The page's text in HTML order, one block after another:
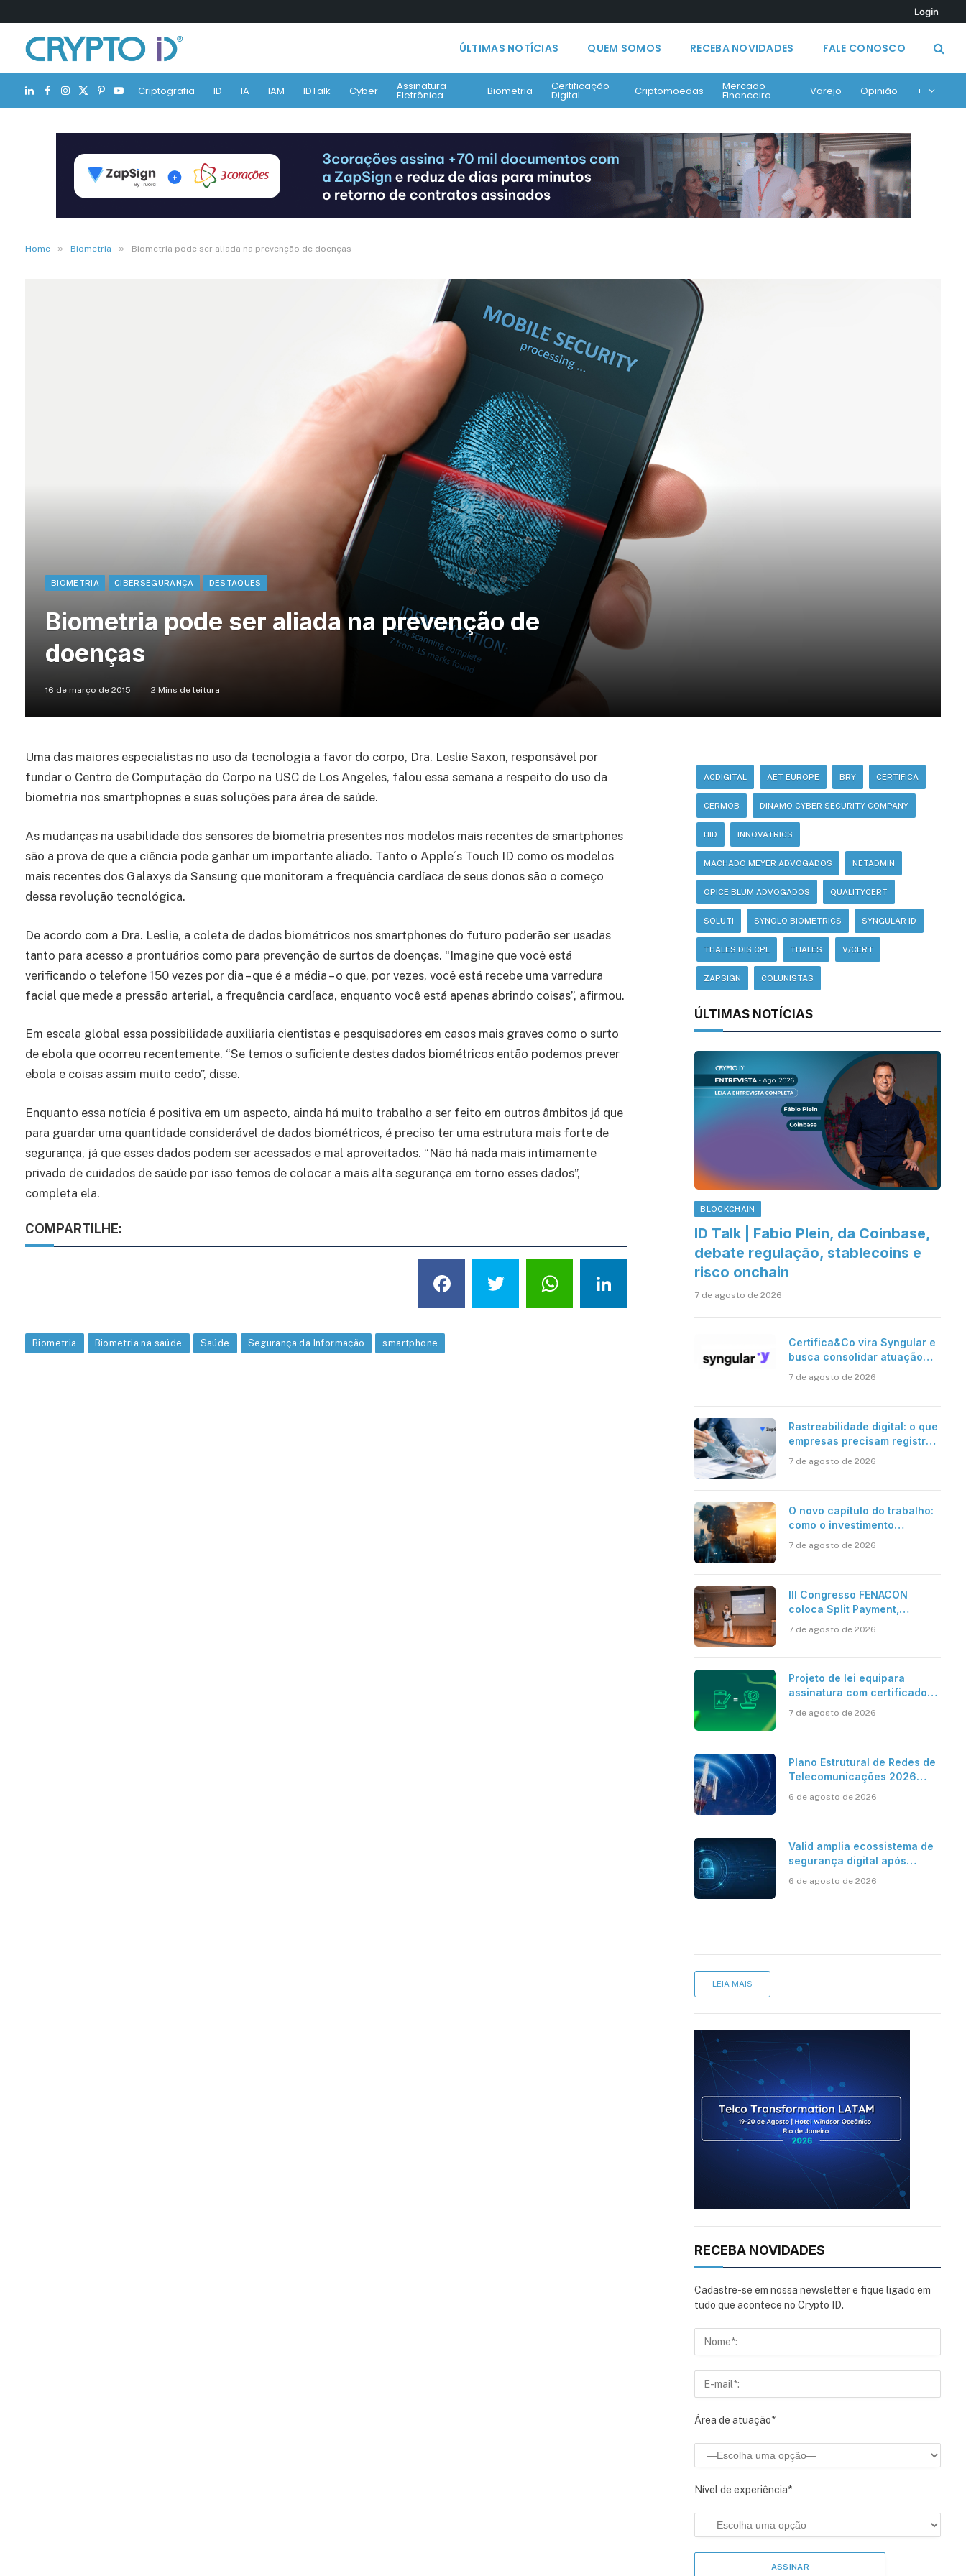
Login
ÚLTIMAS NOTÍCIAS QUEM SOMOS RECEBA NOVIDADES FALE CONOSCO
LinkedIn
Facebook
Instagram
X
(Twitter)
Pinterest
YouTubeCriptografia ID IA IAM IDTalk Cyber Assinatura
Eletrônica Biometria Certificação
Digital Criptomoedas Mercado
Financeiro Varejo Opinião +
Home » Biometria » Biometria pode ser aliada na prevenção de doenças
BIOMETRIA CIBERSEGURANÇA DESTAQUES
Biometria pode ser aliada na prevenção de
doenças
16 de março de 2015 2 Mins de leitura
Uma das maiores especialistas no uso da tecnologia a favor do corpo, Dra. Leslie Saxon, responsável por
fundar o Centro de Computação do Corpo na USC de Los Angeles, falou essa semana a respeito do uso da
biometria nos smartphopnes e suas soluções para área de saúde.
As mudanças na usabilidade dos sensores de biometria presentes nos modelos mais recentes de smartphones
são a prova de que a ciência pode ganhar um importante aliado. Tanto o Apple´s Touch ID como os modelos
mais recentes dos Galaxys da Sansung que monitoram a frequência cardíaca de seus donos são o começo
dessa revolução tecnológica.
De acordo com a Dra. Leslie, a coleta de dados biométricos nos smartphones do futuro poderão ser usadas
tanto para acesso a prontuários como para prevenção de surtos de doenças. “Imagine que você está
verificando o telefone 150 vezes por dia – que é a média – o que, por vezes, você está recebe uma varredura
facial que mede a pressão arterial, a frequência cardíaca, enquanto você está apenas abrindo coisas”, afirmou.
Em escala global essa possibilidade auxiliaria cientistas e pesquisadores em casos mais graves como o surto
de ebola que ocorreu recentemente. “Se temos o suficiente destes dados biométricos então podemos prever
ebola e coisas assim muito cedo”, disse.
Enquanto essa notícia é positiva em um aspecto, ainda há muito trabalho a ser feito em outros âmbitos já que
para guardar uma quantidade considerável de dados biométricos, é preciso ter uma estrutura mais forte de
segurança, já que esses dados podem ser acessados e mal aproveitados. “Não há nada mais intimamente
privado de cuidados de saúde por isso temos de colocar a mais alta segurança em torno esses dados”,
completa ela.
COMPARTILHE:
Facebook
TwitterWhatsApp
LinkedIn
Biometria Biometria na saúde Saúde Segurança da Informação smartphone
ACDIGITAL AET EUROPE BRY CERTIFICA
CERMOB DINAMO CYBER SECURITY COMPANY
HID INNOVATRICS
MACHADO MEYER ADVOGADOS NETADMIN
OPICE BLUM ADVOGADOS QUALITYCERT
SOLUTI SYNOLO BIOMETRICS SYNGULAR ID
THALES DIS CPL THALES V/CERT
ZAPSIGN COLUNISTAS
ÚLTIMAS NOTÍCIAS
BLOCKCHAIN
ID Talk | Fabio Plein, da Coinbase,
debate regulação, stablecoins e
risco onchain
7 de agosto de 2026
Certifica&Co vira Syngular e
busca consolidar atuação
7 de agosto de 2026
Rastreabilidade digital: o que
empresas precisam registrar
7 de agosto de 2026
O novo capítulo do trabalho:
como o investimento
científica revela a
7 de agosto de 2026
III Congresso FENACON
coloca Split Payment,
centro dos debates
7 de agosto de 2026
Projeto de lei equipara
assinatura com certificado
reconhecimento de firma em
7 de agosto de 2026
Plano Estrutural de Redes de
Telecomunicações 2026
móvel, mas mantém desafio
6 de agosto de 2026
Valid amplia ecossistema de
segurança digital após
6 de agosto de 2026
LEIA MAIS
RECEBA NOVIDADES
Cadastre-se em nossa newsletter e fique ligado em
tudo que acontece no Crypto ID.
Área de atuação*
Nível de experiência*